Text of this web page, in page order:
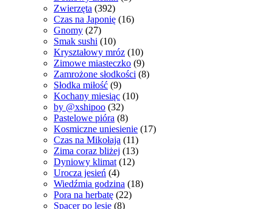
Zwierzęta (392)
Czas na Japonię (16)
Gnomy (27)
Smak sushi (10)
Kryształowy mróz (10)
Zimowe miasteczko (9)
Zamrożone słodkości (8)
Słodka miłość (9)
Kochany miesiąc (10)
by @xshipoo (32)
Pastelowe pióra (8)
Kosmiczne uniesienie (17)
Czas na Mikołaja (11)
Zima coraz bliżej (13)
Dyniowy klimat (12)
Urocza jesień (4)
Wiedźmia godzina (18)
Pora na herbatę (22)
Spacer po lesie (8)